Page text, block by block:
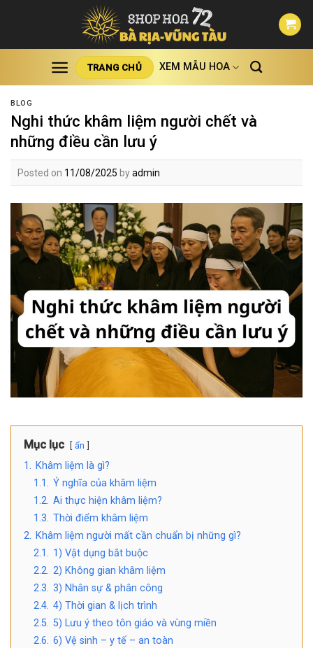
TRANG CHỦ XEM MẪU HOA
BLOG
Nghi thức khâm liệm người chết và
những điều cần lưu ý
Posted on 11/08/2025 byadmin
Mục lục ẩn
1. Khâm liệm là gì?
1.1. Ý nghĩa của khâm liệm
1.2. Ai thực hiện khâm liệm?
1.3. Thời điểm khâm liệm
2. Khâm liệm người mất cần chuẩn bị những gì?
2.1. 1) Vật dụng bắt buộc
2.2. 2) Không gian khâm liệm
2.3. 3) Nhân sự & phân công
2.4. 4) Thời gian & lịch trình
2.5. 5) Lưu ý theo tôn giáo và vùng miền
2.6. 6) Vệ sinh – y tế – an toàn